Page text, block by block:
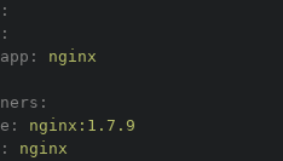
nginx
nginx:1.7.9
nginx